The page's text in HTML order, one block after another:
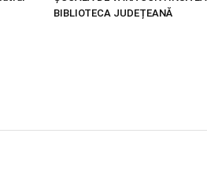
BIBLIOTECA JUDEȚEANĂ